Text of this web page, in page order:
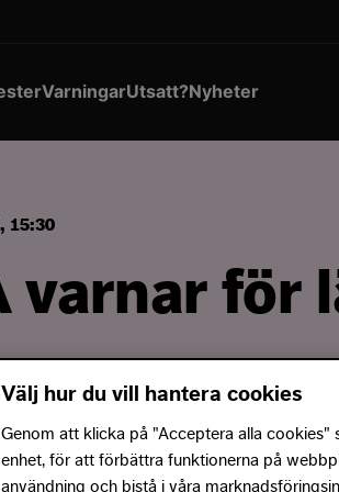
VarningarUtsatt?Nyheter
15:30
varnar för
ett sms med ett erbjudande
från ICA.
Välj hur du vill hantera cookies
Genom att klicka på "Acceptera alla
enhet, för att förbättra funktionerna på
användning och bistå i våra